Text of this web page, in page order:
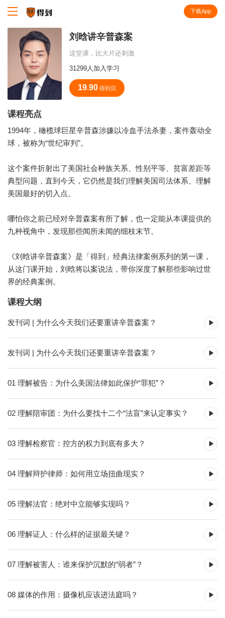
下载App
刘晗讲辛普森案
这堂课，比大片还刺激
31299人加入学习
19.90 得到贝
课程亮点
1994年，橄榄球巨星辛普森涉嫌以冷血手法杀妻，案件轰动全
球，被称为“世纪审判”。
这个案件折射出了美国社会种族关系、性别平等、贫富差距等
典型问题，直到今天，它仍然是我们理解美国司法体系、理解
美国最好的切入点。
哪怕你之前已经对辛普森案有所了解，也一定能从本课提供的
九种视角中，发现那些闻所未闻的细枝末节。
《刘晗讲辛普森案》是「得到」经典法律案例系列的第一课，
从这门课开始，刘晗将以案说法，带你深度了解那些影响过世
界的经典案例。
课程大纲
发刊词 | 为什么今天我们还要重讲辛普森案？
发刊词 | 为什么今天我们还要重讲辛普森案？
01 理解被告：为什么美国法律如此保护“罪犯”？
02 理解陪审团：为什么要找十二个“法盲”来认定事实？
03 理解检察官：控方的权力到底有多大？
04 理解辩护律师：如何用立场扭曲现实？
05 理解法官：绝对中立能够实现吗？
06 理解证人：什么样的证据最关键？
07 理解被害人：谁来保护沉默的“弱者”？
08 媒体的作用：摄像机应该进法庭吗？